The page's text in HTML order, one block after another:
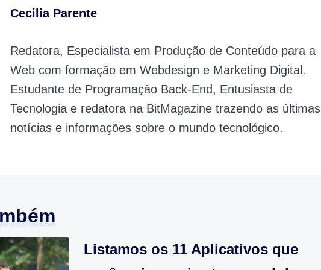
Cecilia Parente
Redatora, Especialista em Produção de Conteúdo para a
Web com formação em Webdesign e Marketing Digital.
Estudante de Programação Back-End, Entusiasta de
Tecnologia e redatora na BitMagazine trazendo as últimas
notícias e informações sobre o mundo tecnológico.
Listamos os 11 Aplicativos que